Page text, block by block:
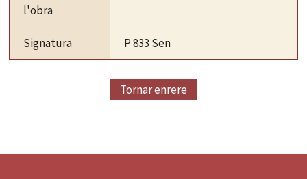
l'obra
Signatura P 833 Sen
Tornar enrere